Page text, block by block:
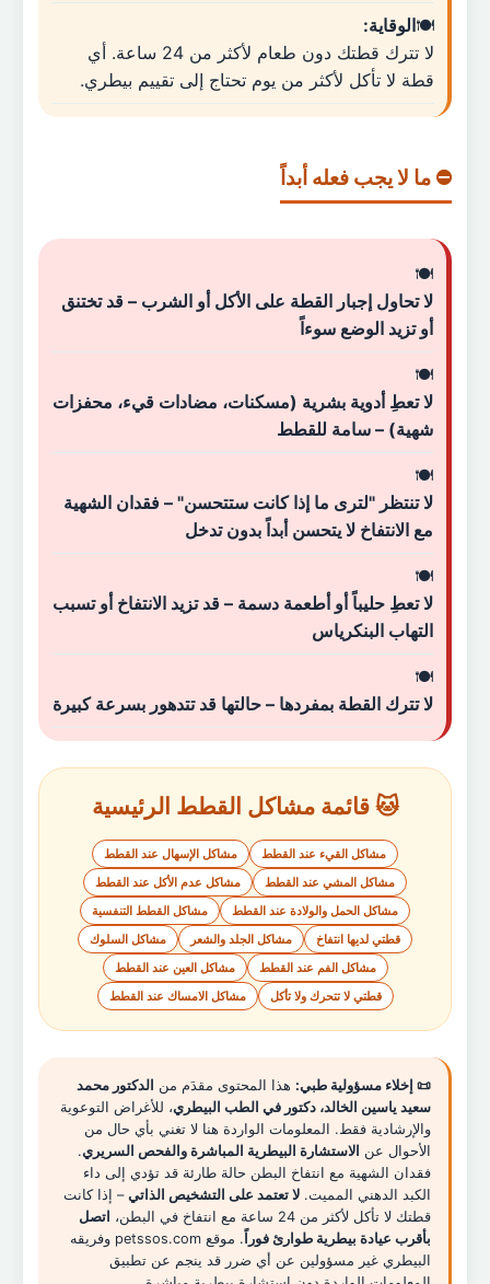
الوقاية:
لا تترك قطتك دون طعام لأكثر من 24 ساعة. أي
قطة لا تأكل لأكثر من يوم تحتاج إلى تقييم بيطري.
⛔ ما لا يجب فعله أبداً
لا تحاول إجبار القطة على الأكل أو الشرب – قد تختنق
أو تزيد الوضع سوءاً
لا تعطِ أدوية بشرية (مسكنات، مضادات قيء، محفزات
شهية) – سامة للقطط
لا تنتظر "لترى ما إذا كانت ستتحسن" – فقدان الشهية
مع الانتفاخ لا يتحسن أبداً بدون تدخل
لا تعطِ حليباً أو أطعمة دسمة – قد تزيد الانتفاخ أو تسبب
التهاب البنكرياس
لا تترك القطة بمفردها – حالتها قد تتدهور بسرعة كبيرة
🐱 قائمة مشاكل القطط الرئيسية
مشاكل القيء عند القطط
مشاكل الإسهال عند القطط
مشاكل المشي عند القطط
مشاكل عدم الأكل عند القطط
مشاكل الحمل والولادة عند القطط
مشاكل القطط التنفسية
قطتي لديها انتفاخ
مشاكل الجلد والشعر
مشاكل السلوك
مشاكل الفم عند القطط
مشاكل العين عند القطط
قطتي لا تتحرك ولا تأكل
مشاكل الامساك عند القطط
📜 إخلاء مسؤولية طبي: هذا المحتوى مقدَم من الدكتور محمد
سعيد ياسين الخالد، دكتور في الطب البيطري، للأغراض التوعوية
والإرشادية فقط. المعلومات الواردة هنا لا تغني بأي حال من
الأحوال عن الاستشارة البيطرية المباشرة والفحص السريري.
فقدان الشهية مع انتفاخ البطن حالة طارئة قد تؤدي إلى داء
الكبد الدهني المميت. لا تعتمد على التشخيص الذاتي – إذا كانت
قطتك لا تأكل لأكثر من 24 ساعة مع انتفاخ في البطن،
اتصل
بأقرب عيادة بيطرية طوارئ فوراً
. موقع petssos.com وفريقه
البيطري غير مسؤولين عن أي ضرر قد ينجم عن تطبيق